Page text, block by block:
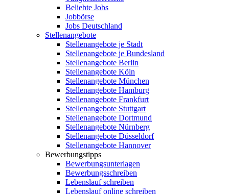
Beliebte Jobs
Jobbörse
Jobs Deutschland
Stellenangebote
Stellenangebote je Stadt
Stellenangebote je Bundesland
Stellenangebote Berlin
Stellenangebote Köln
Stellenangebote München
Stellenangebote Hamburg
Stellenangebote Frankfurt
Stellenangebote Stuttgart
Stellenangebote Dortmund
Stellenangebote Nürnberg
Stellenangebote Düsseldorf
Stellenangebote Hannover
Bewerbungstipps
Bewerbungsunterlagen
Bewerbungsschreiben
Lebenslauf schreiben
Lebenslauf online schreiben